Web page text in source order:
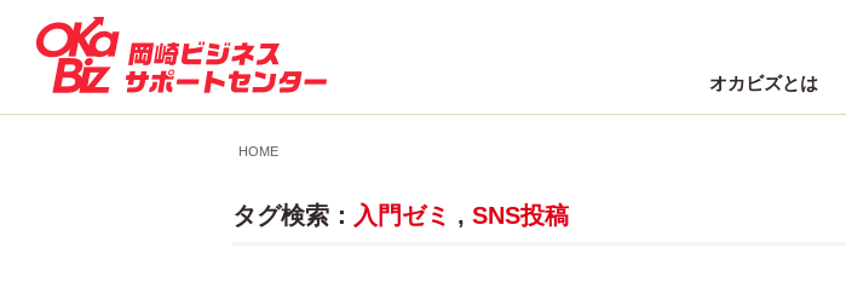
オカビズとは
HOME
タグ検索： 入門ゼミ , SNS投稿